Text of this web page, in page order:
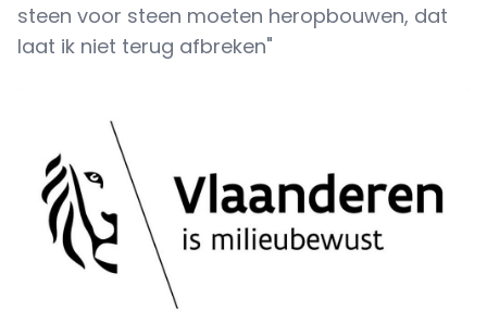
steen voor steen moeten heropbouwen, dat
laat ik niet terug afbreken"